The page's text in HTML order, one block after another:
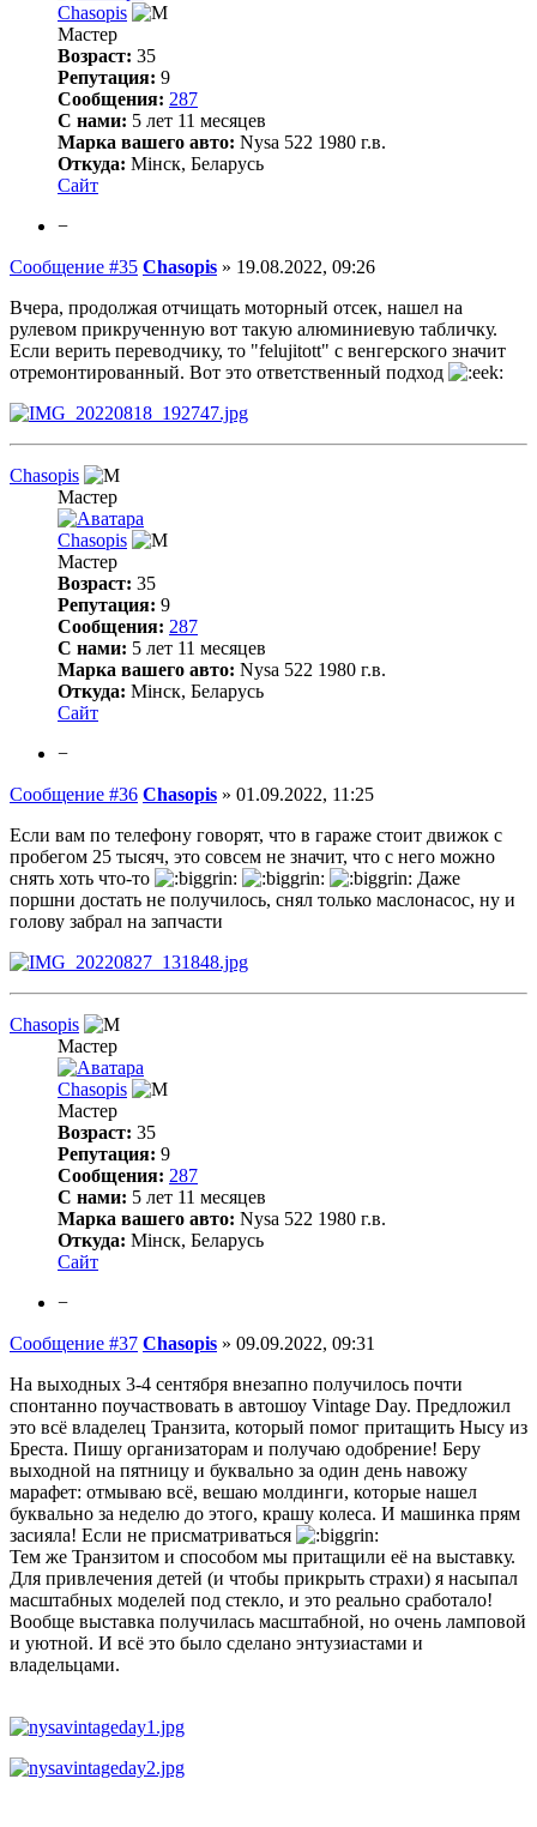
Chasopis
Мастер
Возраст: 35
Репутация: 9
Сообщения: 287
С нами: 5 лет 11 месяцев
Марка вашего авто: Nysa 522 1980 г.в.
Откуда: Мінск, Беларусь
Сайт
−
Сообщение #35 Chasopis » 19.08.2022, 09:26
Вчера, продолжая отчищать моторный отсек, нашел на
рулевом прикрученную вот такую алюминиевую табличку.
Если верить переводчику, то "felujitott" с венгерского значит
отремонтированный. Вот это ответственный подход
Chasopis
Мастер
Chasopis
Мастер
Возраст: 35
Репутация: 9
Сообщения: 287
С нами: 5 лет 11 месяцев
Марка вашего авто: Nysa 522 1980 г.в.
Откуда: Мінск, Беларусь
Сайт
−
Сообщение #36 Chasopis » 01.09.2022, 11:25
Если вам по телефону говорят, что в гараже стоит движок с
пробегом 25 тысяч, это совсем не значит, что с него можно
снять хоть что-то
Даже
поршни достать не получилось, снял только маслонасос, ну и
голову забрал на запчасти
Chasopis
Мастер
Chasopis
Мастер
Возраст: 35
Репутация: 9
Сообщения: 287
С нами: 5 лет 11 месяцев
Марка вашего авто: Nysa 522 1980 г.в.
Откуда: Мінск, Беларусь
Сайт
−
Сообщение #37 Chasopis » 09.09.2022, 09:31
На выходных 3-4 сентября внезапно получилось почти
спонтанно поучаствовать в автошоу Vintage Day. Предложил
это всё владелец Транзита, который помог притащить Нысу из
Бреста. Пишу организаторам и получаю одобрение! Беру
выходной на пятницу и буквально за один день навожу
марафет: отмываю всё, вешаю молдинги, которые нашел
буквально за неделю до этого, крашу колеса. И машинка прям
засияла! Если не присматриваться
Тем же Транзитом и способом мы притащили её на выставку.
Для привлечения детей (и чтобы прикрыть страхи) я насыпал
масштабных моделей под стекло, и это реально сработало!
Вообще выставка получилась масштабной, но очень ламповой
и уютной. И всё это было сделано энтузиастами и
владельцами.